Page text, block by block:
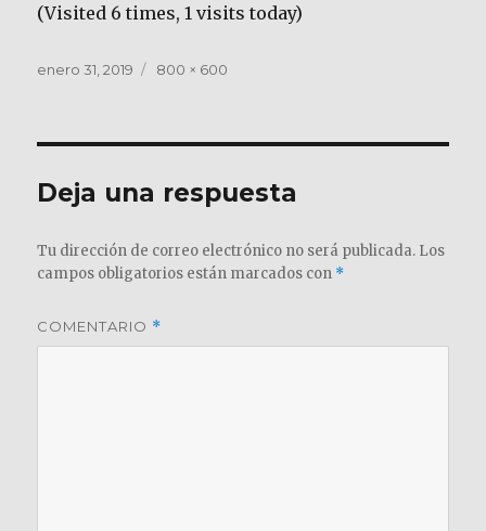
(Visited 6 times, 1 visits today)
Publicado
enero 31, 2019
Tamaño
800 × 600
Deja una respuesta
Tu dirección de correo electrónico no será publicada. Los
campos obligatorios están marcados con *
COMENTARIO *